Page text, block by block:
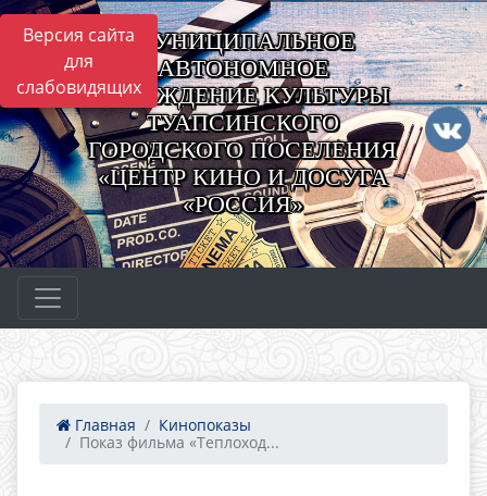
Версия сайта
для
слабовидящих
МУНИЦИПАЛЬНОЕ
АВТОНОМНОЕ
УЧРЕЖДЕНИЕ КУЛЬТУРЫ
ТУАПСИНСКОГО
ГОРОДСКОГО ПОСЕЛЕНИЯ
«ЦЕНТР КИНО И ДОСУГА
«РОССИЯ»
Главная
Кинопоказы
Показ фильма «Теплоход...